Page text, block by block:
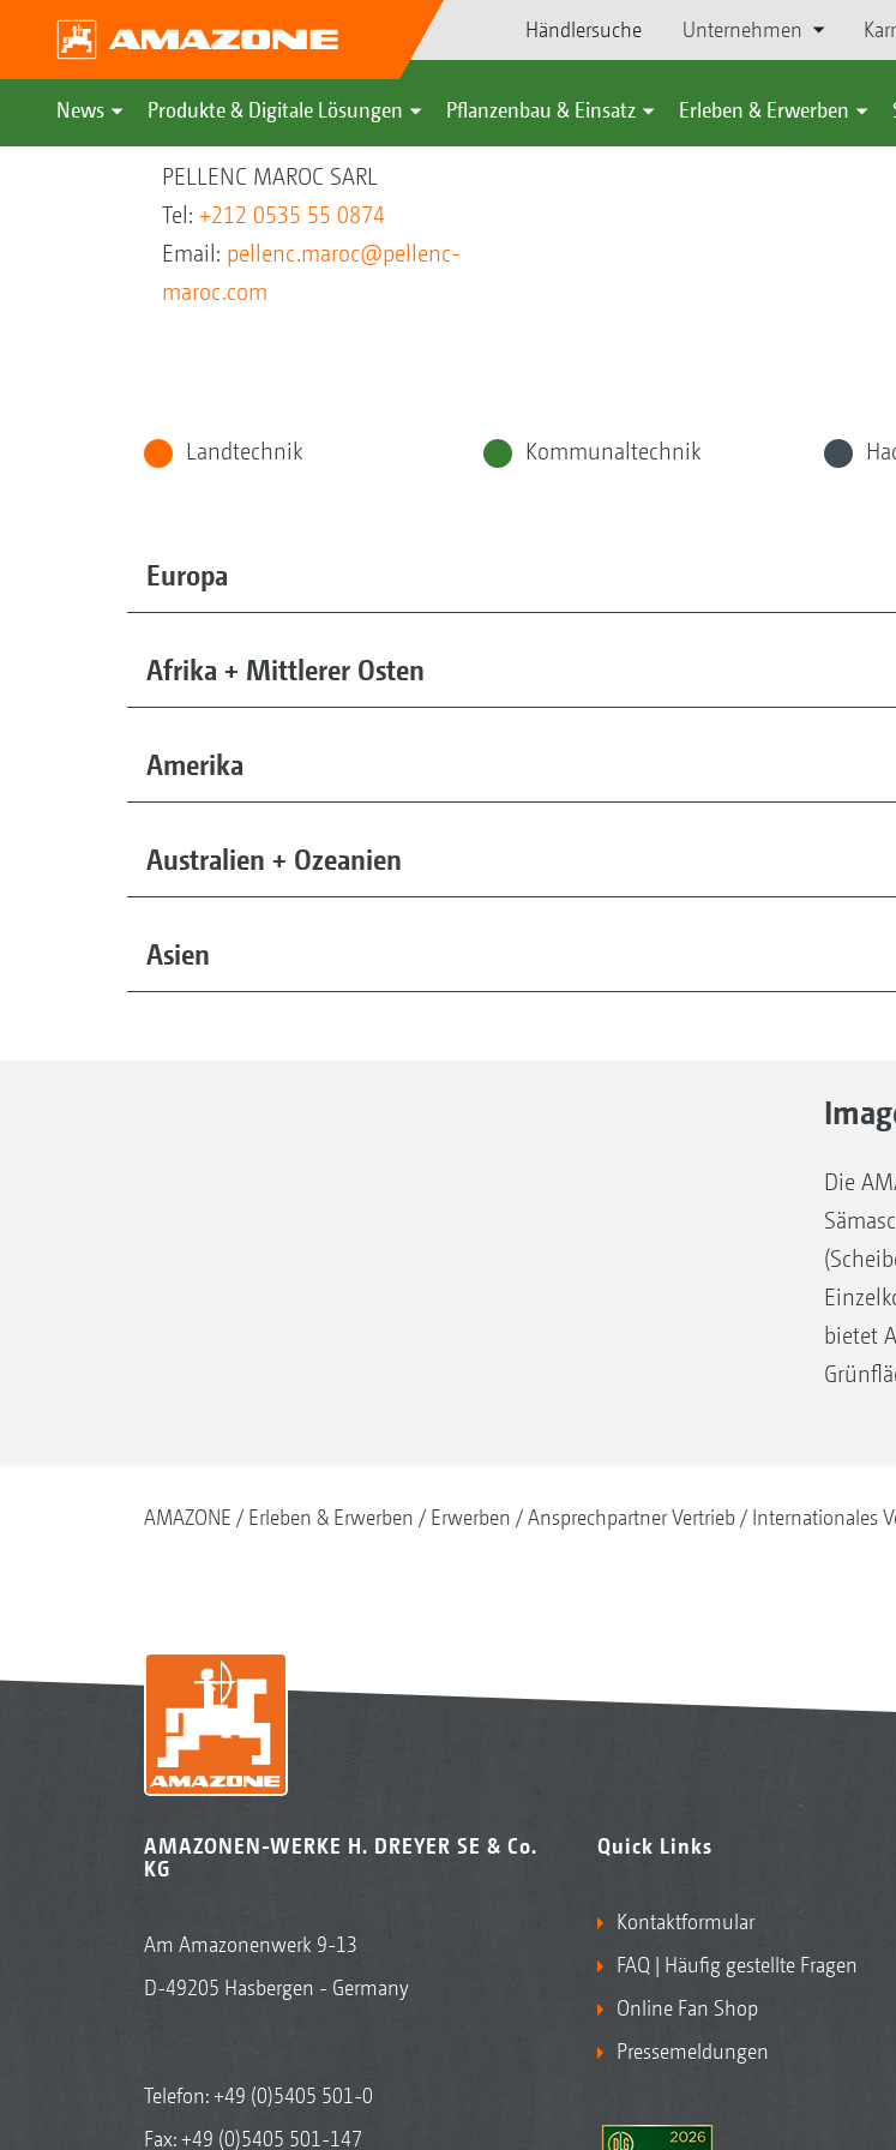
Händlersuche Unternehmen
News Produkte & Digitale Lösungen Pflanzenbau & Einsatz Erleben & Erwerben
PELLENC MAROC SARL
Tel: +212 0535 55 0874
Email: pellenc.maroc@pellenc-
maroc.com
Landtechnik Kommunaltechnik
Europa
Afrika + Mittlerer Osten
Amerika
Australien + Ozeanien
Asien
Die
bietet
AMAZONE Erleben & Erwerben Erwerben Ansprechpartner Vertrieb Internationales
AMAZONEN-WERKE H. DREYER SE & Co.
KG
Am Amazonenwerk 9-13
D-49205 Hasbergen - Germany
Telefon:+49 (0)5405 501-0
Fax: +49 (0)5405 501-147
Quick Links
Kontaktformular
FAQ | Häufig gestellte Fragen
Online Fan Shop
Pressemeldungen